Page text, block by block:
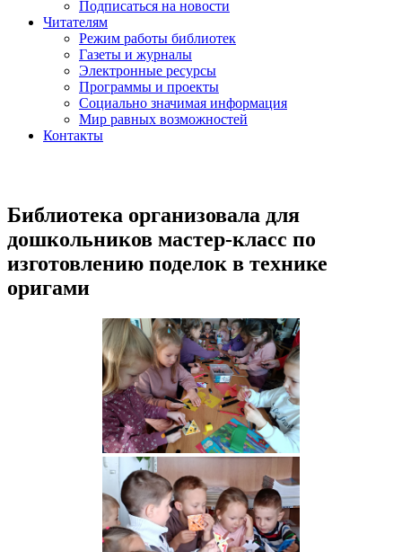
Подписаться на новости
Читателям
Режим работы библиотек
Газеты и журналы
Электронные ресурсы
Программы и проекты
Социально значимая информация
Мир равных возможностей
Контакты
Библиотека организовала для
дошкольников мастер-класс по
изготовлению поделок в технике
оригами